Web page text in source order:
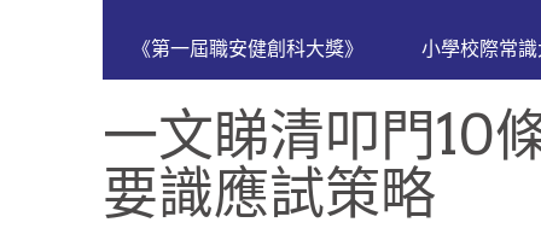
《第一屆職安健創科大獎》 小學校際常
一文睇清叩門10
要識應試策略